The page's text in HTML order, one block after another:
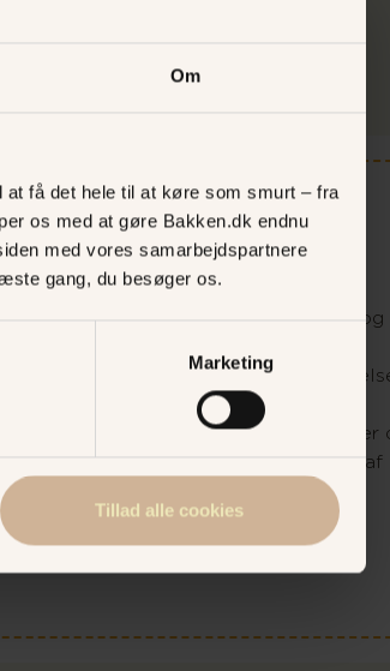
Om
få det hele til at køre som smurt – fra
os med at gøre Bakken.dk endnu
med vores samarbejdspartnere
gang, du besøger os.
Marketing
Tillad alle cookies
til de mindste
er for de børn, der er under 115 cm og
adgang til de 16
du dit MiniTurbåndet i Bakkens
du spare op til 50 kr., hvis du tilmelder
Det er gratis at blive medlem af
I DAG